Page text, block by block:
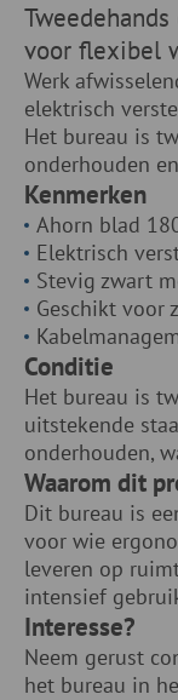
voor flexibel
Werk
elektrisch
Het bureau is
onderhouden
Kenmerken
Ahorn blad
Elektrisch
Stevig zwart
Geschikt voor
Conditie
Het bureau is
uitstekende
onderhouden,
Waarom dit
Dit bureau is
voor wie
leveren op
intensief
Interesse?
Neem gerust
het bureau in